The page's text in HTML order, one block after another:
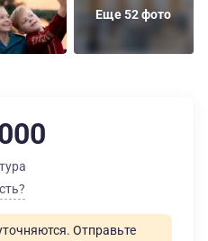
Еще 52 фото
Отправьте